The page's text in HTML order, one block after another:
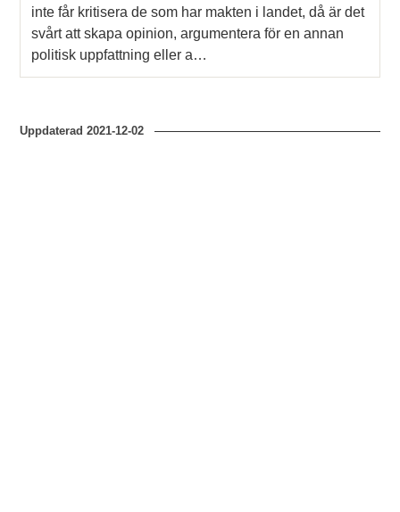
inte får kritisera de som har makten i landet, då är det
svårt att skapa opinion, argumentera för en annan
politisk uppfattning eller a…
Uppdaterad2021-12-02